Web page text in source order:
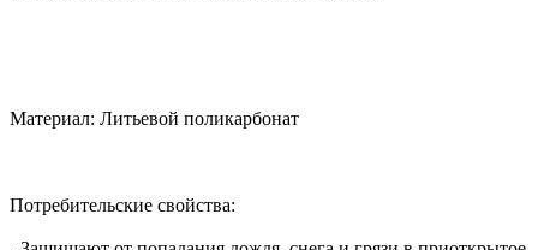
Материал: Литьевой поликарбонат
Потребительские свойства: